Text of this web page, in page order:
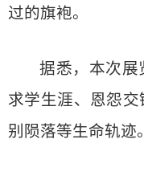
过的旗袍。
据悉，本次展
求学生涯、恩怨
别陨落等生命轨迹。